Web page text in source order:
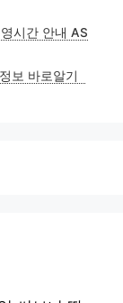
시간 안내 AS
보 바로알기